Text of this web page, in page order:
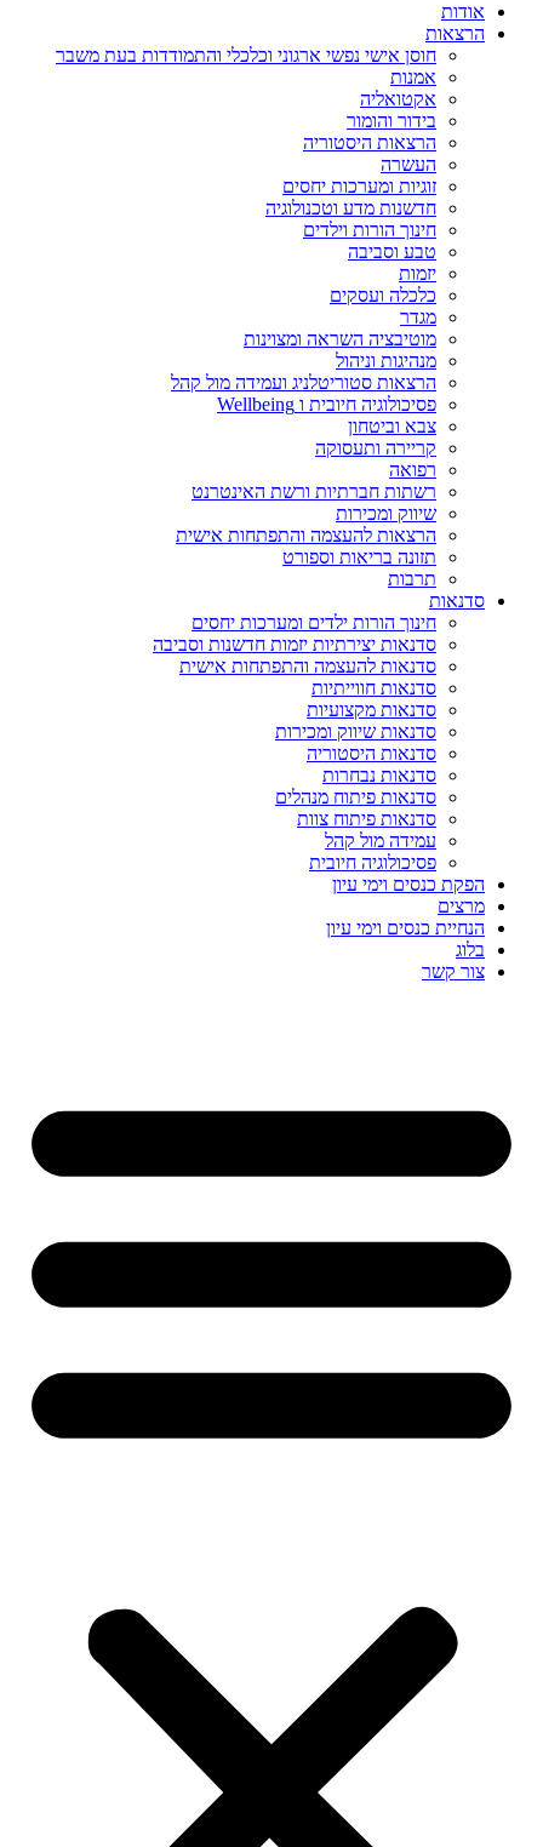
אודות
הרצאות
חוסן אישי נפשי ארגוני וכלכלי והתמודדות בעת משבר
אמנות
אקטואליה
בידור והומור
הרצאות היסטוריה
העשרה
זוגיות ומערכות יחסים
חדשנות מדע וטכנולוגיה
חינוך הורות וילדים
טבע וסביבה
יזמות
כלכלה ועסקים
מגדר
מוטיבציה השראה ומצוינות
מנהיגות וניהול
הרצאות סטוריטלניג ועמידה מול קהל
פסיכולוגיה חיובית ו Wellbeing
צבא וביטחון
קריירה ותעסוקה
רפואה
רשתות חברתיות ורשת האינטרנט
שיווק ומכירות
הרצאות להעצמה והתפתחות אישית
תזונה בריאות וספורט
תרבות
סדנאות
חינוך הורות ילדים ומערכות יחסים
סדנאות יצירתיות יזמות חדשנות וסביבה
סדנאות להעצמה והתפתחות אישית
סדנאות חווייתיות
סדנאות מקצועיות
סדנאות שיווק ומכירות
סדנאות היסטוריה
סדנאות נבחרות
סדנאות פיתוח מנהלים
סדנאות פיתוח צוות
עמידה מול קהל
פסיכולוגיה חיובית
הפקת כנסים וימי עיון
מרצים
הנחיית כנסים וימי עיון
בלוג
צור קשר